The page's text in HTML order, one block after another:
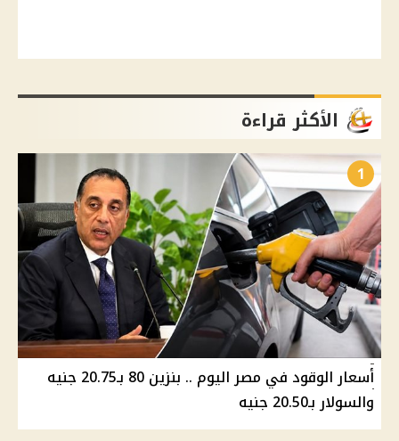
الأكثر قراءة
1
أسعار الوقود في مصر اليوم .. بنزين 80 بـ20.75 جنيه
والسولار بـ20.50 جنيه